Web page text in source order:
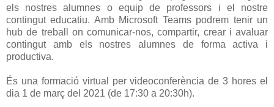
els nostres alumnes o equip de professors i el nostre
contingut educatiu. Amb Microsoft Teams podrem tenir un
hub de treball on comunicar-nos, compartir, crear i avaluar
contingut amb els nostres alumnes de forma activa i
productiva.
És una formació virtual per videoconferència de 3 hores el
dia 1 de març del 2021 (de 17:30 a 20:30h).